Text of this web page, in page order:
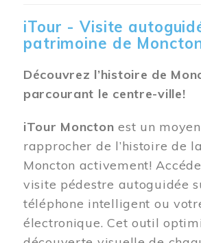
iTour - Visite
patrimoine de
Découvrez l’histoire de
parcourant le centre-ville!
iTour Moncton est un
rapprocher de l’histoire de
Moncton activement!
visite pédestre autoguidée
téléphone intelligent ou
électronique. Cet outil